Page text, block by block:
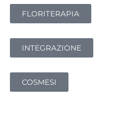
FLORITERAPIA
INTEGRAZIONE
COSMESI